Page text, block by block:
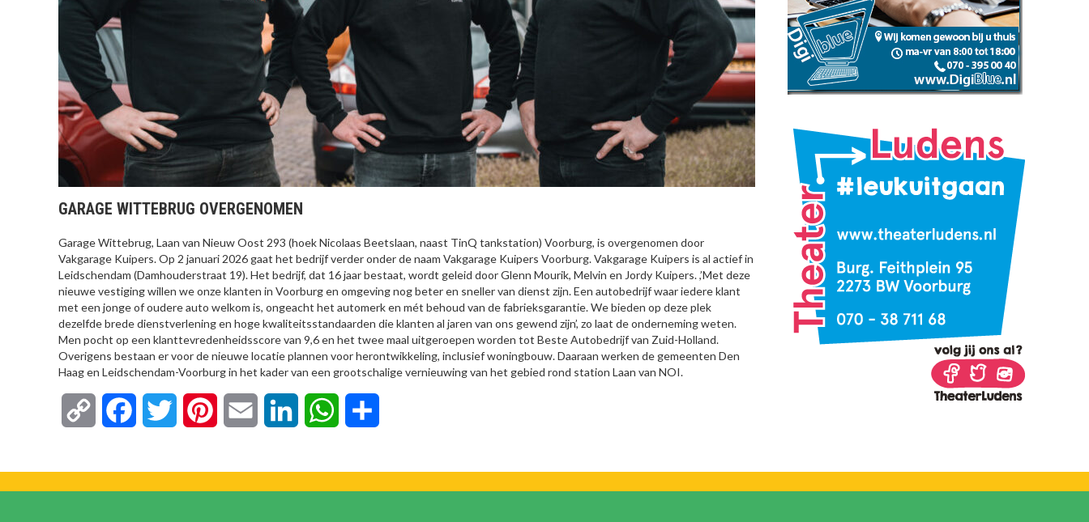
GARAGE WITTEBRUG OVERGENOMEN
Garage Wittebrug, Laan van Nieuw Oost 293 (hoek Nicolaas Beetslaan, naast TinQ tankstation) Voorburg, is overgenomen door
Vakgarage Kuipers. Op 2 januari 2026 gaat het bedrijf verder onder de naam Vakgarage Kuipers Voorburg. Vakgarage Kuipers is al actief in
Leidschendam (Damhouderstraat 19). Het bedrijf, dat 16 jaar bestaat, wordt geleid door Glenn Mourik, Melvin en Jordy Kuipers. ,’Met deze
nieuwe vestiging willen we onze klanten in Voorburg en omgeving nog beter en sneller van dienst zijn. Een autobedrijf waar iedere klant
met een jonge of oudere auto welkom is, ongeacht het automerk en mét behoud van de fabrieksgarantie. We bieden op deze plek
dezelfde brede dienstverlening en hoge kwaliteitsstandaarden die klanten al jaren van ons gewend zijn’, zo laat de onderneming weten.
Men pocht op een klanttevredenheidsscore van 9,6 en het twee maal uitgeroepen worden tot Beste Autobedrijf van Zuid-Holland.
Overigens bestaan er voor de nieuwe locatie plannen voor herontwikkeling, inclusief woningbouw. Daaraan werken de gemeenten Den
Haag en Leidschendam-Voorburg in het kader van een grootschalige vernieuwing van het gebied rond station Laan van NOI.
Copy FacebookTwitter Pinterest Email LinkedIn WhatsApp